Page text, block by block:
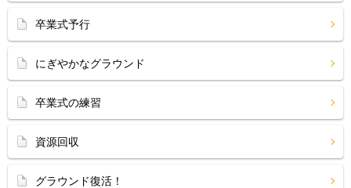
卒業式予行
にぎやかなグラウンド
卒業式の練習
資源回収
グラウンド復活！